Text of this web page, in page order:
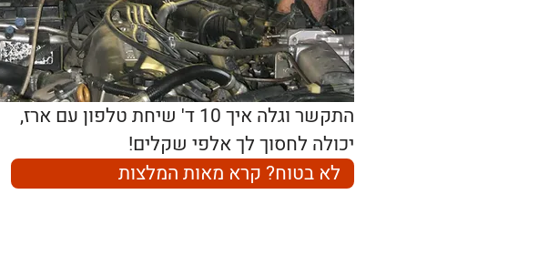
התקשר וגלה איך 10 ד' שיחת טלפון עם ארז,
יכולה לחסוך לך אלפי שקלים!
לא בטוח? קרא מאות המלצות